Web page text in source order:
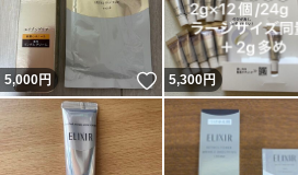
5,000円 いいね！
5,300円